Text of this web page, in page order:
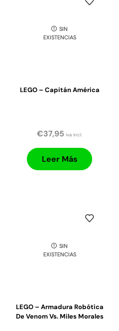
SIN
EXISTENCIAS
LEGO – Capitán América
€37,95 iva incl.
Leer Más
SIN
EXISTENCIAS
LEGO – Armadura Robótica
De Venom Vs. Miles Morales